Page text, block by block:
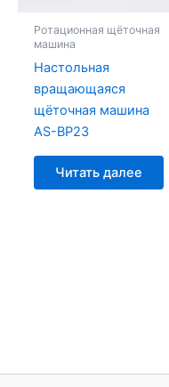
Ротационная щёточная
машина
Настольная
вращающаяся
щёточная машина
AS-BP23
Читать далее